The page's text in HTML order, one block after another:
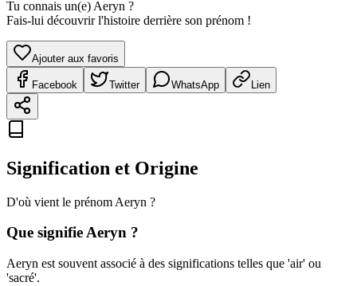
Tu connais un(e) Aeryn ?
Fais-lui découvrir l'histoire derrière son prénom !
Ajouter aux favoris
Facebook Twitter WhatsApp Lien
Signification et Origine
D'où vient le prénom Aeryn ?
Que signifieAeryn ?
Aeryn est souvent associé à des significations telles que 'air' ou
'sacré'.